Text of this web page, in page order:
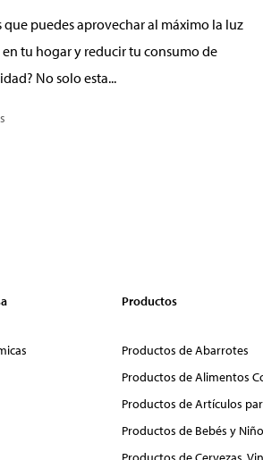
que puedes aprovechar al máximo la luz
tu hogar y reducir tu consumo de
No solo esta...
Productos
Productos de Abarrotes
Productos de Alimentos
Productos de Artículos
Productos de Bebés y